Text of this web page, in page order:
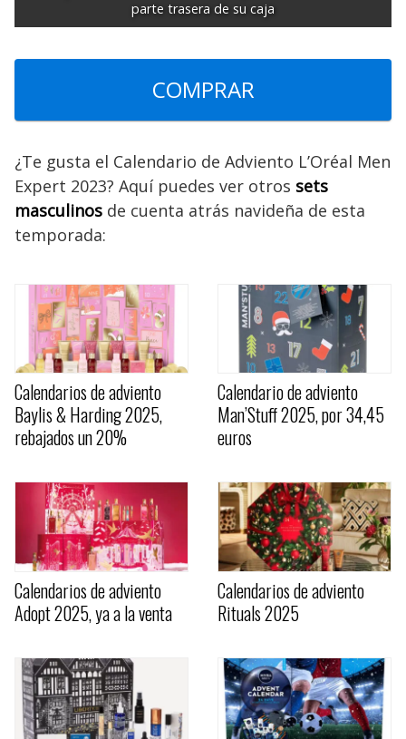
parte trasera de su caja
COMPRAR
¿Te gusta el Calendario de Adviento L’Oréal Men
Expert 2023? Aquí puedes ver otros sets
masculinos de cuenta atrás navideña de esta
temporada:
Calendarios de adviento
Baylis & Harding 2025,
rebajados un 20%
Calendario de adviento
Man’Stuff 2025, por 34,45
euros
Calendarios de adviento
Adopt 2025, ya a la venta
Calendarios de adviento
Rituals 2025